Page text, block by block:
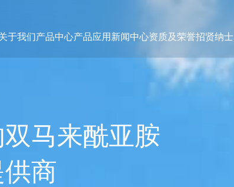
于我们产品中心产品应用 新闻中心资质及荣誉招贤纳士
马来酰亚胺
商